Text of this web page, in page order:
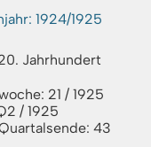
1924/1925
Jahrhundert
21 / 1925
/ 1925
43